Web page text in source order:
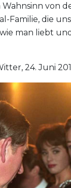
Wahnsinn von
Familie, die
man liebt
24. Juni